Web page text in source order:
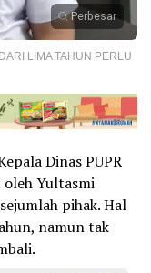
Perbesar
LIMA TAHUN PERLU
Dinas PUPR
oleh Yultasmi
pihak. Hal
namun tak